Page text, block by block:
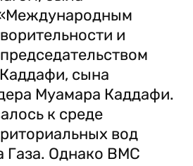
и
сына
Муамара Каддафи.
к среде
вод
Газа. Однако ВМС